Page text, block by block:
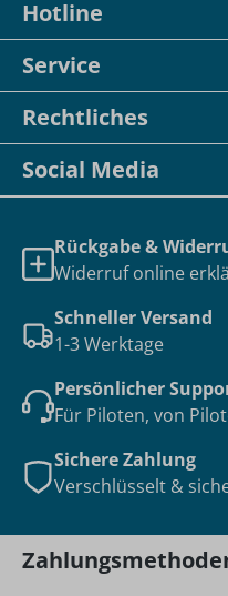
Hotline
Service
Rechtliches
Social Media
Rückgabe &
Widerruf online
Schneller Versand
1-3 Werktage
Persönlicher
Für Piloten, von
Sichere Zahlung
Verschlüsselt &